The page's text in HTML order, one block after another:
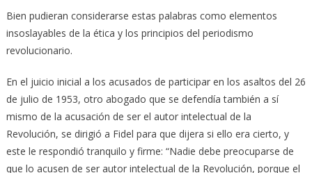
Bien pudieran considerarse estas palabras como elementos
insoslayables de la ética y los principios del periodismo
revolucionario.
En el juicio inicial a los acusados de participar en los asaltos del 26
de julio de 1953, otro abogado que se defendía también a sí
mismo de la acusación de ser el autor intelectual de la
Revolución, se dirigió a Fidel para que dijera si ello era cierto, y
este le respondió tranquilo y firme: “Nadie debe preocuparse de
que lo acusen de ser autor intelectual de la Revolución, porque el